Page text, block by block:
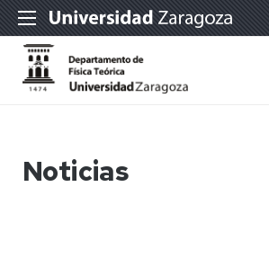
Noticias